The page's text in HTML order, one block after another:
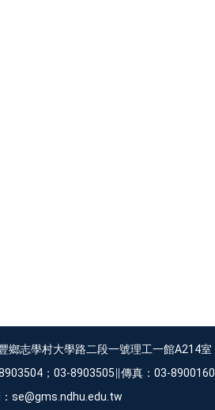
鄉志學村大學路二段一號理工一館A214室
；03-8903505∥傳真：03-8900160
：se@gms.ndhu.edu.tw